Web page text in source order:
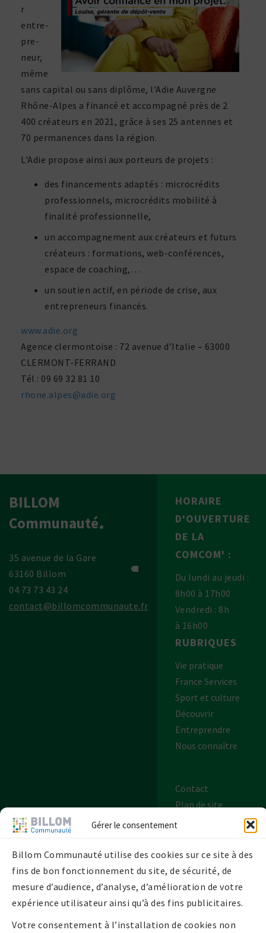
Gérer le consentement
Billom Communauté utilise des cookies sur ce site à des
fins de bon fonctionnement du site, de sécurité, de
mesure d’audience, d’analyse, d’amélioration de votre
expérience utilisateur ainsi qu’à des fins publicitaires.
Votre consentement à l’installation de cookies non
r
entre­
pre­
neur,
même
sans capital ou sans diplôme, l'Adie Auvergne
Rhône-Alpes a financé et accom­pagné près de 2
400 créa­teurs en 2021, grâce à ses 25 antennes et
70 perma­nences dans la région.
L'Adie propose ainsi aux porteurs de projets :
des finan­ce­ments adaptés : micro­cré­dits
profes­sion­nels, micro­cré­dits mobi­lité à
fina­lité professionnelle,
un accom­pa­gne­ment aux créa­teurs et futurs
créa­teurs : forma­tions, web-confé­rences,
espace de coaching,…
un soutien actif, en période de crise, aux
entre­pre­neurs financés.
www.adie.org
Agence cler­mon­toise : 72 avenue d’Italie – 63000
CLERMONT-FERRAND
Tél : 09 69 32 81 10
rhone.alpes@adie.org
BILLOM
Communauté
35 avenue de la Gare
63160 Billom
04 73 73 43 24
contact@billomcommunaute.fr
HORAIRE
D'OUVERTURE
DE LA
COMCOM' :
Du lundi au jeudi :
8h00 à 17h00
Vendredi : 8h
à 16h00
RUBRIQUES
Vie pratique
France Services
Sport et culture
Découvrir
Entreprendre
Nous connaître
Contact
Plan de site
Mentions légales
confidentialité
Politique de
cookies UE